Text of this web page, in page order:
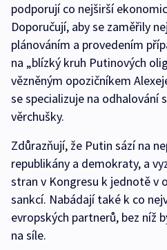
podporují co nejširší
Doporučují, aby se zaměřily
plánováním a provedením
na „blízký kruh Putinových
vězněným opozičníkem
se specializuje na
věrchušky.
Zdůrazňují, že Putin sází na
republikány a demokraty, a
stran v Kongresu k jednotě v
sankcí. Nabádají také k co
evropských partnerů, bez níž
na síle.